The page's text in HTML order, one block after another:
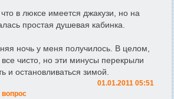
в люксе имеется джакузи, но на
простая душевая кабинка.
ночь у меня получилось. В целом,
чисто, но эти минусы перекрыли
и остановливаться зимой.
01.01.2011 05:51
вопрос